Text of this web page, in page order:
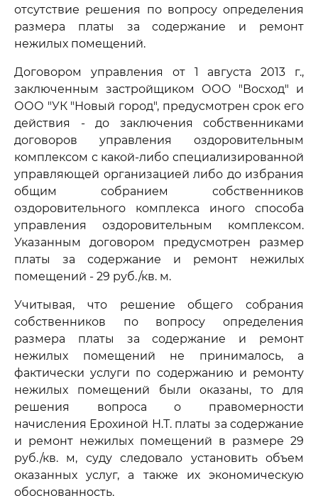
отсутствие решения по вопросу определения
размера платы за содержание и ремонт
нежилых помещений.
Договором управления от 1 августа 2013 г.,
заключенным застройщиком ООО "Восход" и
ООО "УК "Новый город", предусмотрен срок его
действия - до заключения собственниками
договоров управления оздоровительным
комплексом с какой-либо специализированной
управляющей организацией либо до избрания
общим собранием собственников
оздоровительного комплекса иного способа
управления оздоровительным комплексом.
Указанным договором предусмотрен размер
платы за содержание и ремонт нежилых
помещений - 29 руб./кв. м.
Учитывая, что решение общего собрания
собственников по вопросу определения
размера платы за содержание и ремонт
нежилых помещений не принималось, а
фактически услуги по содержанию и ремонту
нежилых помещений были оказаны, то для
решения вопроса о правомерности
начисления Ерохиной Н.Т. платы за содержание
и ремонт нежилых помещений в размере 29
руб./кв. м, суду следовало установить объем
оказанных услуг, а также их экономическую
обоснованность.